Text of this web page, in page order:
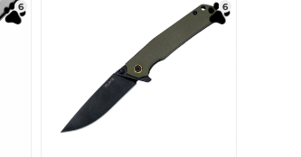
6 6